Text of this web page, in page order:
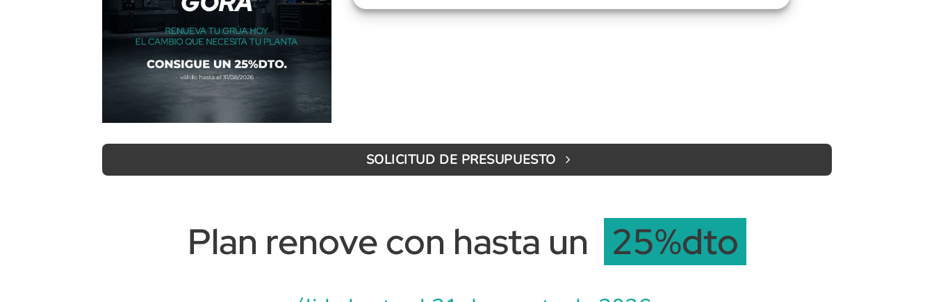
SOLICITUD DE PRESUPUESTO
Plan renove con hasta un 25%dto